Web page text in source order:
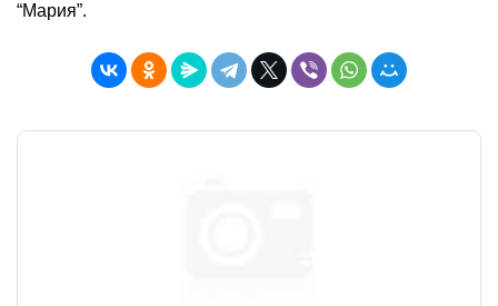
“Мария”.